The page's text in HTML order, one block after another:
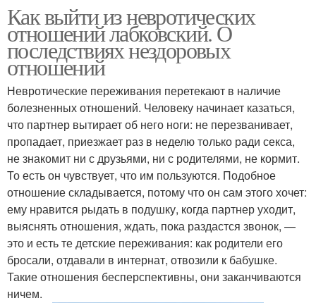
Как выйти из невротических
отношений лабковский. О
последствиях нездоровых
отношений
Невротические переживания перетекают в наличие
болезненных отношений. Человеку начинает казаться,
что партнер вытирает об него ноги: не перезванивает,
пропадает, приезжает раз в неделю только ради секса,
не знакомит ни с друзьями, ни с родителями, не кормит.
То есть он чувствует, что им пользуются. Подобное
отношение складывается, потому что он сам этого хочет:
ему нравится рыдать в подушку, когда партнер уходит,
выяснять отношения, ждать, пока раздастся звонок, —
это и есть те детские переживания: как родители его
бросали, отдавали в интернат, отвозили к бабушке.
Такие отношения бесперспективны, они заканчиваются
ничем.